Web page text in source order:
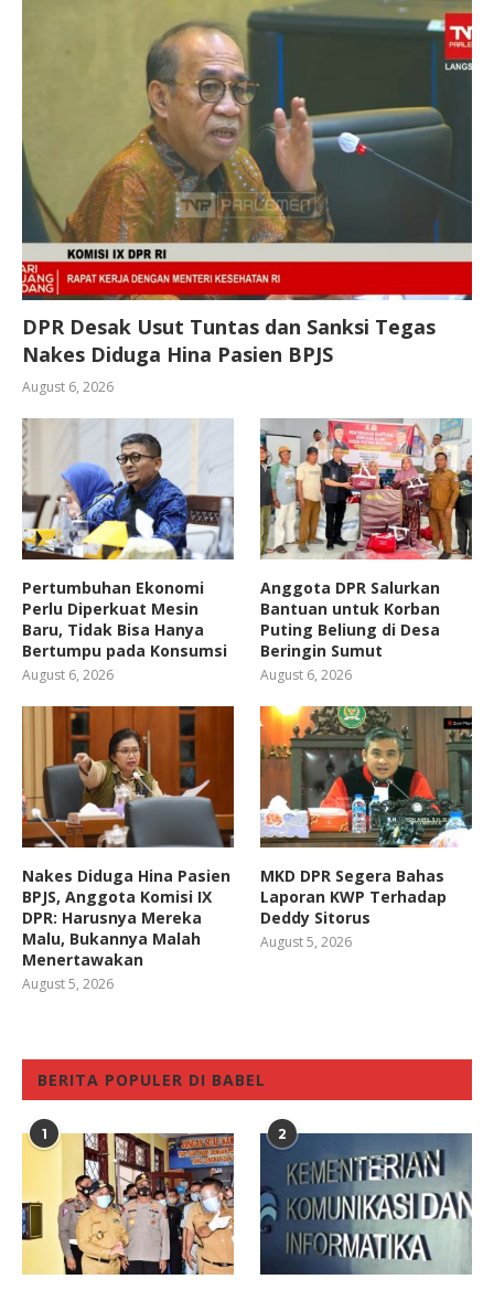
DPR Desak Usut Tuntas dan Sanksi Tegas
Nakes Diduga Hina Pasien BPJS
August 6, 2026
Pertumbuhan Ekonomi
Perlu Diperkuat Mesin
Baru, Tidak Bisa Hanya
Bertumpu pada Konsumsi
August 6, 2026
Anggota DPR Salurkan
Bantuan untuk Korban
Puting Beliung di Desa
Beringin Sumut
August 6, 2026
Nakes Diduga Hina Pasien
BPJS, Anggota Komisi IX
DPR: Harusnya Mereka
Malu, Bukannya Malah
Menertawakan
August 5, 2026
MKD DPR Segera Bahas
Laporan KWP Terhadap
Deddy Sitorus
August 5, 2026
BERITA POPULER DI BABEL
1 2